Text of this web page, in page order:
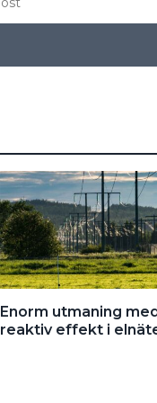
Enorm utmaning
reaktiv effekt i